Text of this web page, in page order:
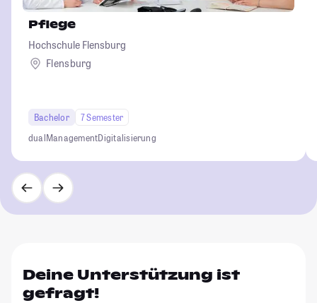
Pflege
Hochschule Flensburg
Flensburg
Bachelor
7 Semester
dualManagementDigitalisierung
Deine Unterstützung ist
gefragt!